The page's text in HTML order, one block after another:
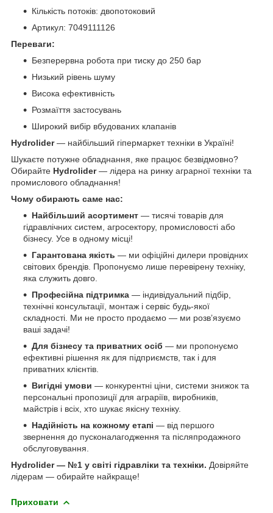
Кількість потоків: двопотоковий
Артикул: 7049111126
Переваги:
Безперервна робота при тиску до 250 бар
Низький рівень шуму
Висока ефективність
Розмаїття застосувань
Широкий вибір вбудованих клапанів
Hydrolider— найбільший гіпермаркет техніки в Україні!
Шукаєте потужне обладнання, яке працює безвідмовно?
Обирайте Hydrolider— лідера на ринку аграрної техніки та
промислового обладнання!
Чому обирають саме нас:
Найбільший асортимент — тисячі товарів для
гідравлічних систем, агросектору, промисловості або
бізнесу. Усе в одному місці!
Гарантована якість — ми офіційні дилери провідних
світових брендів. Пропонуємо лише перевірену техніку,
яка служить довго.
Професійна підтримка — індивідуальний підбір,
технічні консультації, монтаж і сервіс будь-якої
складності. Ми не просто продаємо — ми розв’язуємо
ваші задачі!
Для бізнесу та приватних осіб — ми пропонуємо
ефективні рішення як для підприємств, так і для
приватних клієнтів.
Вигідні умови — конкурентні ціни, системи знижок та
персональні пропозиції для аграріїв, виробників,
майстрів і всіх, хто шукає якісну техніку.
Надійність на кожному етапі — від першого
звернення до пусконалагодження та післяпродажного
обслуговування.
Hydrolider — №1 у світі гідравліки та техніки. Довіряйте
лідерам — обирайте найкраще!
Приховати